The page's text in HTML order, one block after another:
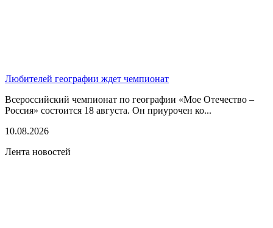
Любителей географии ждет чемпионат
Всероссийский чемпионат по географии «Мое Отечество –
Россия» состоится 18 августа. Он приурочен ко...
10.08.2026
Лента новостей